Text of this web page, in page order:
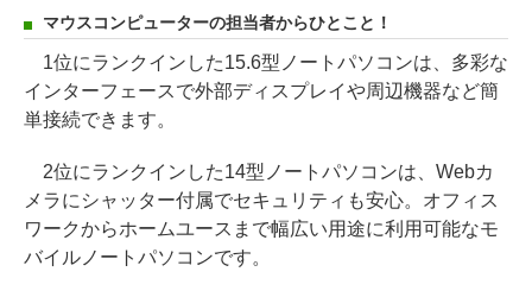
マウスコンピューターの担当者からひとこと！
1位にランクインした15.6型ノートパソコンは、多彩な
インターフェースで外部ディスプレイや周辺機器など簡
単接続できます。
2位にランクインした14型ノートパソコンは、Webカ
メラにシャッター付属でセキュリティも安心。オフィス
ワークからホームユースまで幅広い用途に利用可能なモ
バイルノートパソコンです。